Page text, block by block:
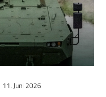
11. Juni 2026